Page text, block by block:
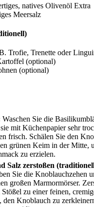
natives Olivenöl Extra
Meersalz
Trofie, Trenette oder
(optional)
(optional)
Waschen Sie die
mit Küchenpapier sehr
frisch. Schälen Sie den
grünen Keim in der Mitte,
zu erzielen.
Salz zerstoßen
Sie die Knoblauchzehen
großen Marmormörser.
zu einer feinen,
den Knoblauch zu